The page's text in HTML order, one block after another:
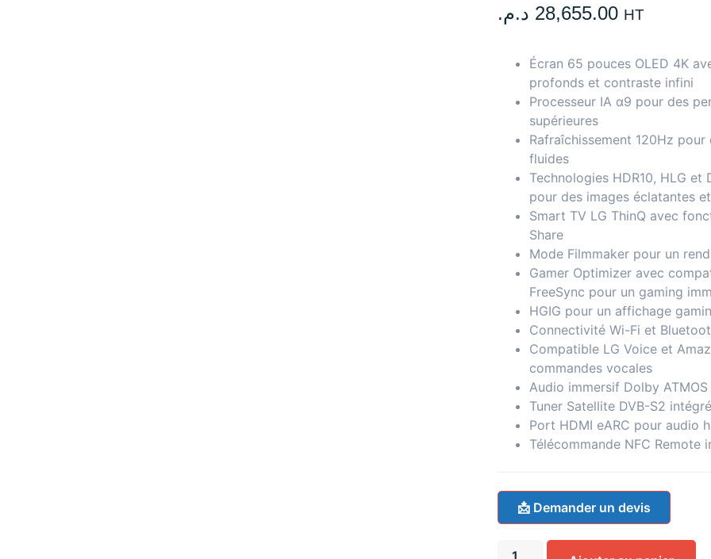
28,655.00 د.م. HT
Écran 65 pouces OLED 4K
profonds et contraste infini
Processeur IA α9 pour des
supérieures
Rafraîchissement 120Hz pour
fluides
Technologies HDR10, HLG et
pour des images éclatantes
Smart TV LG ThinQ avec
Share
Mode Filmmaker pour un
Gamer Optimizer avec
FreeSync pour un gaming
HGIG pour un affichage
Connectivité Wi-Fi et
Compatible LG Voice et
commandes vocales
Audio immersif Dolby ATMOS
Tuner Satellite DVB-S2 intégré
Port HDMI eARC pour audio
Télécommande NFC Remote
📩 Demander un devis